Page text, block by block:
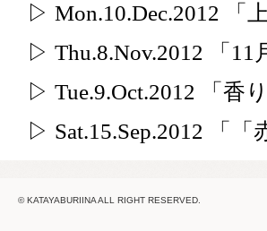
▷ Mon.10.Dec.2012 「
▷ Thu.8.Nov.2012 「11
▷ Tue.9.Oct.2012 「香り
▷ Sat.15.Sep.2012 「
© KATAYABURIINA ALL RIGHT RESERVED.